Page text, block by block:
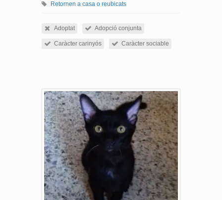
Retornen a casa o reubicats
Adoptat Adopció conjunta
Caràcter carinyós Caràcter sociable